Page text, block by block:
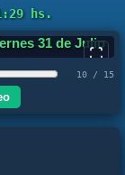
hs.
2 de Agosto
12 / 15